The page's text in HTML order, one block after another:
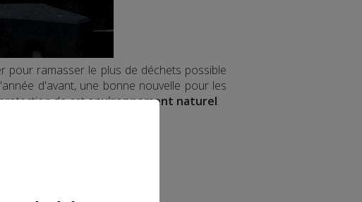
pour ramasser le plus de déchets possible
d'avant, une bonne nouvelle pour les
de cetenvironnement naturel.
de cet événement ⬇